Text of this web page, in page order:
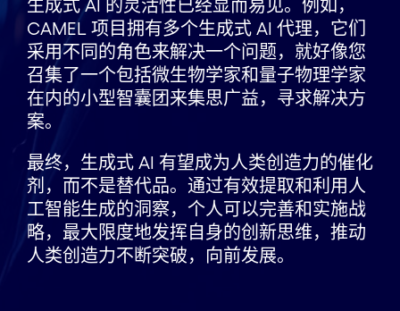
生成式 AI 的灵活性已经显而易见。例如，
CAMEL 项目拥有多个生成式 AI 代理，它们
采用不同的角色来解决一个问题，就好像您
召集了一个包括微生物学家和量子物理学家
在内的小型智囊团来集思广益，寻求解决方
案。
最终，生成式 AI 有望成为人类创造力的催化
剂，而不是替代品。通过有效提取和利用人
工智能生成的洞察，个人可以完善和实施战
略，最大限度地发挥自身的创新思维，推动
人类创造力不断突破，向前发展。